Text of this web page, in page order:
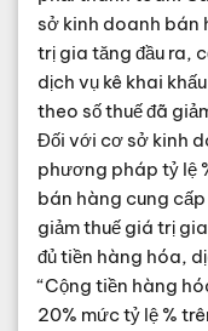
sở kinh doanh bán
trị gia tăng đầu ra,
dịch vụ kê khai
theo số thuế đã
Đối với cơ sở kinh
phương pháp tỷ lệ
bán hàng cung
giảm thuế giá trị
đủ tiền hàng hóa,
“Cộng tiền hàng
20% mức tỷ lệ %